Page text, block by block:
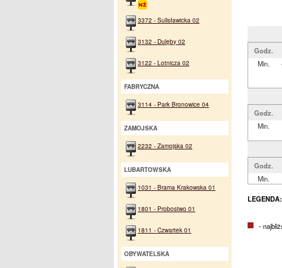
Godz.
Min.
Godz.
Min.
Godz.
Min.
LEGENDA:
-
3372 - Sulisławicka 02
3132 - Dulęby 02
3122 - Lotnicza 02
FABRYCZNA
3114 - Park Bronowice 04
ZAMOJSKA
2232 - Zamojska 02
LUBARTOWSKA
1031 - Brama Krakowska 01
1801 - Probostwo 01
1811 - Czwartek 01
OBYWATELSKA